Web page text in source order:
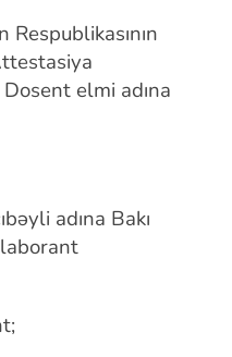
Dosent elmi adına
adına Bakı
laborant